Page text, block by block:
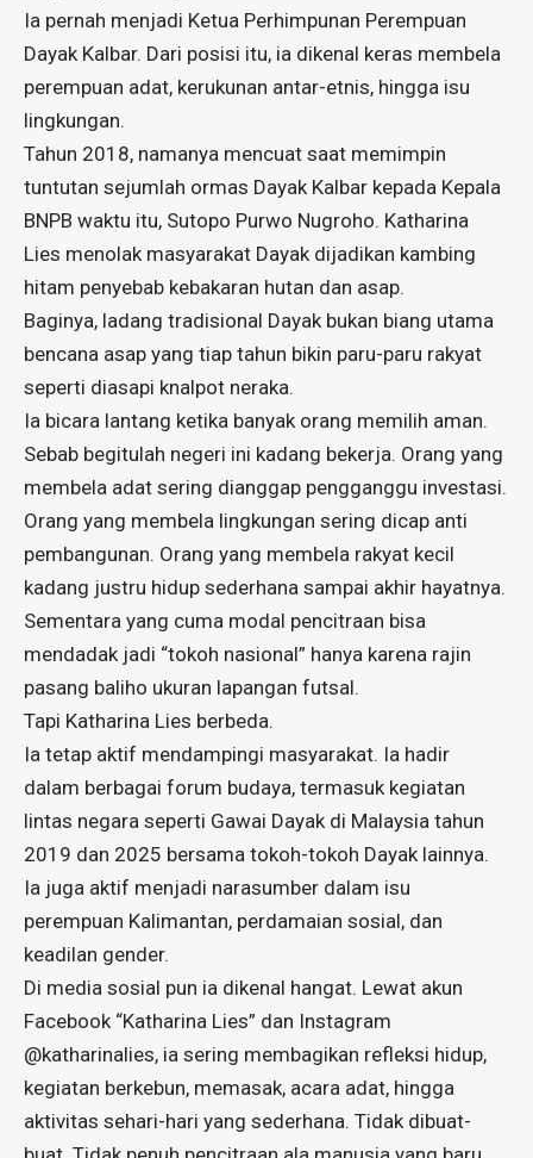
Ia pernah menjadi Ketua Perhimpunan Perempuan
Dayak Kalbar. Dari posisi itu, ia dikenal keras membela
perempuan adat, kerukunan antar-etnis, hingga isu
lingkungan.
Tahun 2018, namanya mencuat saat memimpin
tuntutan sejumlah ormas Dayak Kalbar kepada Kepala
BNPB waktu itu, Sutopo Purwo Nugroho. Katharina
Lies menolak masyarakat Dayak dijadikan kambing
hitam penyebab kebakaran hutan dan asap.
Baginya, ladang tradisional Dayak bukan biang utama
bencana asap yang tiap tahun bikin paru-paru rakyat
seperti diasapi knalpot neraka.
Ia bicara lantang ketika banyak orang memilih aman.
Sebab begitulah negeri ini kadang bekerja. Orang yang
membela adat sering dianggap pengganggu investasi.
Orang yang membela lingkungan sering dicap anti
pembangunan. Orang yang membela rakyat kecil
kadang justru hidup sederhana sampai akhir hayatnya.
Sementara yang cuma modal pencitraan bisa
mendadak jadi “tokoh nasional” hanya karena rajin
pasang baliho ukuran lapangan futsal.
Tapi Katharina Lies berbeda.
Ia tetap aktif mendampingi masyarakat. Ia hadir
dalam berbagai forum budaya, termasuk kegiatan
lintas negara seperti Gawai Dayak di Malaysia tahun
2019 dan 2025 bersama tokoh-tokoh Dayak lainnya.
Ia juga aktif menjadi narasumber dalam isu
perempuan Kalimantan, perdamaian sosial, dan
keadilan gender.
Di media sosial pun ia dikenal hangat. Lewat akun
Facebook “Katharina Lies” dan Instagram
@katharinalies, ia sering membagikan refleksi hidup,
kegiatan berkebun, memasak, acara adat, hingga
aktivitas sehari-hari yang sederhana. Tidak dibuat-